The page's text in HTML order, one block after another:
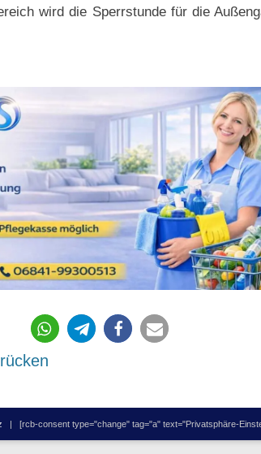
wird die Sperrstunde für die
218
| [rcb-consent type="change" tag="a" text="Privatsphäre-